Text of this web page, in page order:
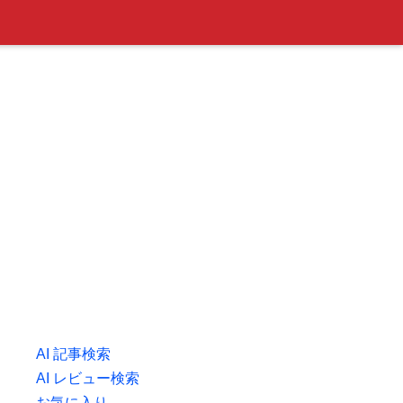
AI 記事検索
AI レビュー検索